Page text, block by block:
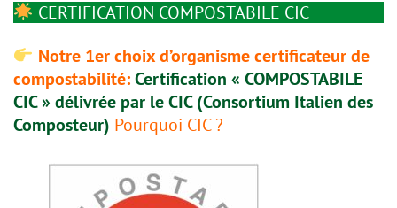
CERTIFICATION COMPOSTABILE CIC
Notre 1er choix d’organisme certificateur de
compostabilité:Certification « COMPOSTABILE
CIC » délivrée par le CIC (Consortium Italien des
Composteur) Pourquoi CIC ?